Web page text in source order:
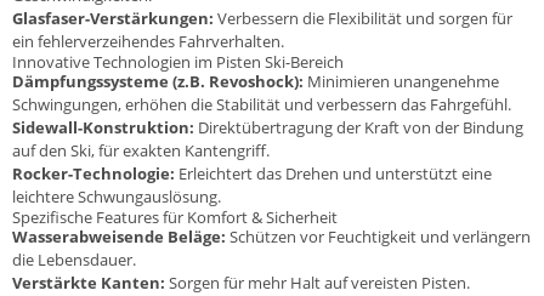
Glasfaser-Verstärkungen: Verbessern die Flexibilität und sorgen für
ein fehlerverzeihendes Fahrverhalten.
Innovative Technologien im Pisten Ski-Bereich
Dämpfungssysteme (z.B. Revoshock): Minimieren unangenehme
Schwingungen, erhöhen die Stabilität und verbessern das Fahrgefühl.
Sidewall-Konstruktion: Direktübertragung der Kraft von der Bindung
auf den Ski, für exakten Kantengriff.
Rocker-Technologie: Erleichtert das Drehen und unterstützt eine
leichtere Schwungauslösung.
Spezifische Features für Komfort & Sicherheit
Wasserabweisende Beläge: Schützen vor Feuchtigkeit und verlängern
die Lebensdauer.
Verstärkte Kanten: Sorgen für mehr Halt auf vereisten Pisten.